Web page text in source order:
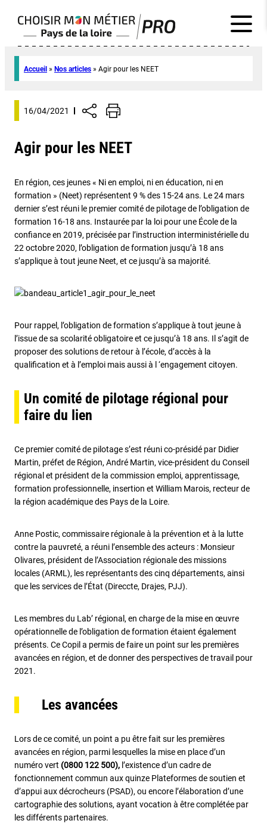
Accueil » Nos articles » Agir pour les NEET
16/04/2021
Agir pour les NEET
En région, ces jeunes « Ni en emploi, ni en éducation, ni en
formation » (Neet) représentent 9 % des 15-24 ans. Le 24 mars
dernier s’est réuni le premier comité de pilotage de l’obligation de
formation 16-18 ans. Instaurée par la loi pour une École de la
confiance en 2019, précisée par l’instruction interministérielle du
22 octobre 2020, l’obligation de formation jusqu’à 18 ans
s’applique à tout jeune Neet, et ce jusqu’à sa majorité.
Pour rappel, l’obligation de formation s’applique à tout jeune à
l’issue de sa scolarité obligatoire et ce jusqu’à 18 ans. Il s’agit de
proposer des solutions de retour à l’école, d’accès à la
qualification et à l’emploi mais aussi à l ‘engagement citoyen.
Un comité de pilotage régional pour
faire du lien
Ce premier comité de pilotage s’est réuni co-présidé par Didier
Martin, préfet de Région, André Martin, vice-président du Conseil
régional et président de la commission emploi, apprentissage,
formation professionnelle, insertion et William Marois, recteur de
la région académique des Pays de la Loire.
Anne Postic, commissaire régionale à la prévention et à la lutte
contre la pauvreté, a réuni l’ensemble des acteurs : Monsieur
Olivares, président de l’Association régionale des missions
locales (ARML), les représentants des cinq départements, ainsi
que les services de l’État (Direccte, Drajes, PJJ).
Les membres du Lab’ régional, en charge de la mise en œuvre
opérationnelle de l’obligation de formation étaient également
présents. Ce Copil a permis de faire un point sur les premières
avancées en région, et de donner des perspectives de travail pour
2021.
Les avancées
Lors de ce comité, un point a pu être fait sur les premières
avancées en région, parmi lesquelles la mise en place d’un
numéro vert (0800 122 500), l’existence d’un cadre de
fonctionnement commun aux quinze Plateformes de soutien et
d’appui aux décrocheurs (PSAD), ou encore l’élaboration d’une
cartographie des solutions, ayant vocation à être complétée par
les différents partenaires.